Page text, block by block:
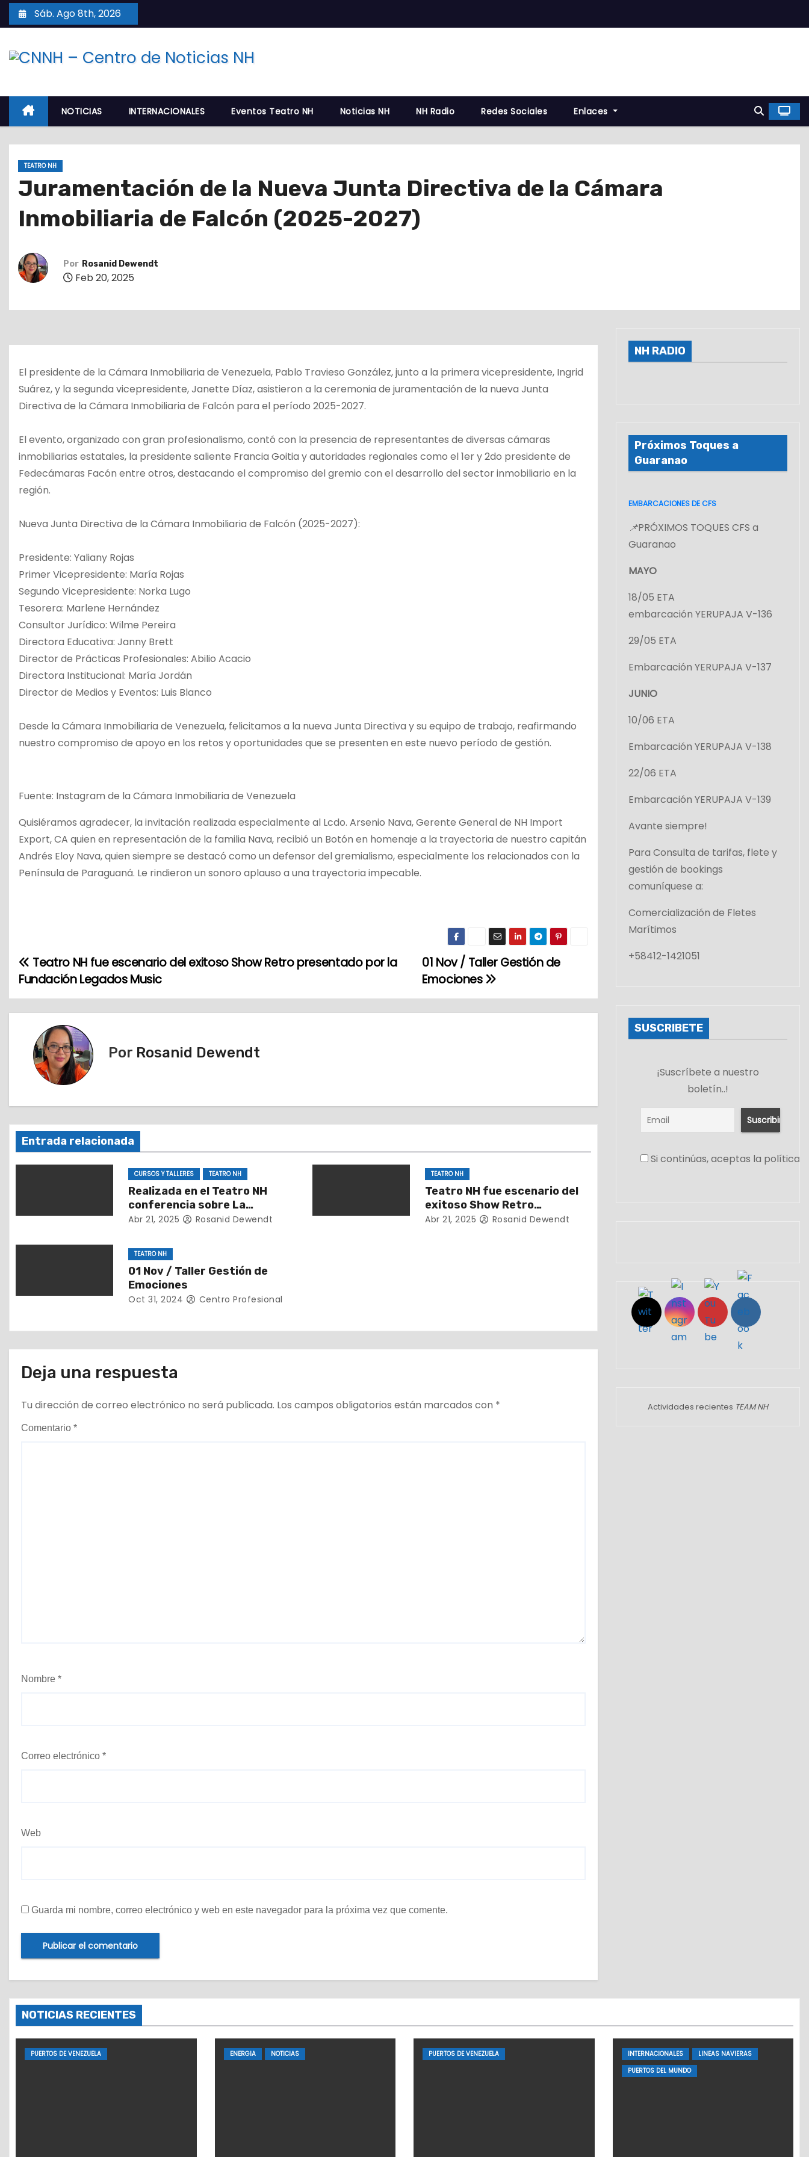
a
l
Sáb. Ago 8th, 2026
NOTICIAS INTERNACIONALES Eventos Teatro NH Noticias NH NH Radio Redes Sociales Enlaces
TEATRO NH
Juramentación de la Nueva Junta Directiva de la Cámara
Inmobiliaria de Falcón (2025-2027)
Por Rosanid Dewendt
Feb 20, 2025
El presidente de la Cámara Inmobiliaria de Venezuela, Pablo Travieso González, junto a la primera vicepresidente, Ingrid
Suárez, y la segunda vicepresidente, Janette Díaz, asistieron a la ceremonia de juramentación de la nueva Junta
Directiva de la Cámara Inmobiliaria de Falcón para el período 2025-2027.
El evento, organizado con gran profesionalismo, contó con la presencia de representantes de diversas cámaras
inmobiliarias estatales, la presidente saliente Francia Goitia y autoridades regionales como el 1er y 2do presidente de
Fedecámaras Facón entre otros, destacando el compromiso del gremio con el desarrollo del sector inmobiliario en la
región.
Nueva Junta Directiva de la Cámara Inmobiliaria de Falcón (2025-2027):
Presidente: Yaliany Rojas
Primer Vicepresidente: María Rojas
Segundo Vicepresidente: Norka Lugo
Tesorera: Marlene Hernández
Consultor Jurídico: Wilme Pereira
Directora Educativa: Janny Brett
Director de Prácticas Profesionales: Abilio Acacio
Directora Institucional: María Jordán
Director de Medios y Eventos: Luis Blanco
Desde la Cámara Inmobiliaria de Venezuela, felicitamos a la nueva Junta Directiva y su equipo de trabajo, reafirmando
nuestro compromiso de apoyo en los retos y oportunidades que se presenten en este nuevo período de gestión.
Fuente: Instagram de la Cámara Inmobiliaria de Venezuela
Quisiéramos agradecer, la invitación realizada especialmente al Lcdo. Arsenio Nava, Gerente General de NH Import
Export, CA quien en representación de la familia Nava, recibió un Botón en homenaje a la trayectoria de nuestro capitán
Andrés Eloy Nava, quien siempre se destacó como un defensor del gremialismo, especialmente los relacionados con la
Península de Paraguaná. Le rindieron un sonoro aplauso a una trayectoria impecable.
N
a
v
c
i
ó
d
e
n
r
a
d
a
01 Nov / Taller Gestión de
Emociones
Teatro NH fue escenario del exitoso Show Retro presentado por la
Fundación Legados Music
Por Rosanid Dewendt
Entrada relacionada
CURSOS Y TALLERES TEATRO NH
Realizada en el Teatro NH
conferencia sobre La
importancia de detectar a
Abr 21, 2025 Rosanid Dewendt
TEATRO NH
Teatro NH fue escenario del
exitoso Show Retro
presentado por la Fundación
Abr 21, 2025 Rosanid Dewendt
TEATRO NH
01 Nov / Taller Gestión de
Emociones
Oct 31, 2024 Centro Profesional
Deja una respuesta
Tu dirección de correo electrónico no será publicada. Los campos obligatorios están marcados con *
Comentario *
Nombre *
Correo electrónico *
Web
Guarda mi nombre, correo electrónico y web en este navegador para la próxima vez que comente.
NH RADIO
Próximos Toques a
Guaranao
EMBARCACIONES DE CFS
📌PRÓXIMOS TOQUES CFS a
Guaranao
MAYO
18/05 ETA
embarcación YERUPAJA V-136
29/05 ETA
Embarcación YERUPAJA V-137
JUNIO
10/06 ETA
Embarcación YERUPAJA V-138
22/06 ETA
Embarcación YERUPAJA V-139
Avante siempre!
Para Consulta de tarifas, flete y
gestión de bookings
comuníquese a:
Comercialización de Fletes
Marítimos
+58412-1421051
SUSCRIBETE
¡Suscríbete a nuestro
boletín..!
Si continúas, aceptas la política
Actividades recientes TEAM NH
NOTICIAS RECIENTES
PUERTOS DE VENEZUELA ENERGIA NOTICIAS PUERTOS DE VENEZUELA INTERNACIONALES
LINEAS NAVIERAS
PUERTOS DEL MUNDO